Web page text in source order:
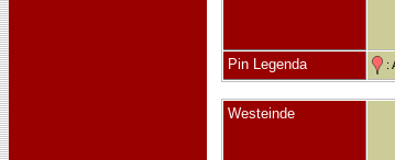
Pin Legenda :
Westeinde